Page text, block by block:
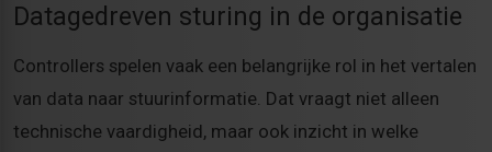
Datagedreven sturing in de organisatie
Controllers spelen vaak een belangrijke rol in het vertalen
van data naar stuurinformatie. Dat vraagt niet alleen
technische vaardigheid, maar ook inzicht in welke